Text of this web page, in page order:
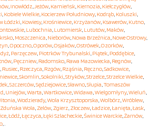
, Inowłódz,Jeżów, Kamieńsk, Kiernozia, Kiełczygłów,
, Kobiele Wielkie, Kocierzew Południowy, Kodrąb, Koluszki,
Łódzki, Kowiesy, Krośniewice, Krzyżanów, Ksawerów, Kutno,
, Lubochnia, Lutomiersk, Lututów, Maków,
, Moszczenica, Nieborów, Nowa Brzeźnica, Nowe Ostrowy,
,Opoczno,Oporów,Osjaków,Ostrówek,Ozorków,
, Parzęczew, Piotrków Trybunalski, Piątek, Poddębice,
, Pęczniew, Radomsko, Rawa Mazowiecka, Regnów,
, Rusiec, Rzeczyca, Rzgów, Rząśnia, Ręczno,Sadkowice,
,Skomlin,Sokolniki,Stryków,Strzelce,Strzelce Wielkie,
,Szczerców,Sędziejowice,Sławno,Słupia,Tomaszów
, Uniejów,Warta,Wartkowice,Widawa,Wielgomłyny,Wieluń,
,Wodzierady,Wola Krzysztoporska,Wolbórz,Wróblew,
Zduńska Wola, Zelów, Zgierz, Złoczew,Ładzice,Łanięta,Łask,
,Łódź,Łęczyca,Łęki Szlacheckie,Świnice Warckie,Żarnów,
, .